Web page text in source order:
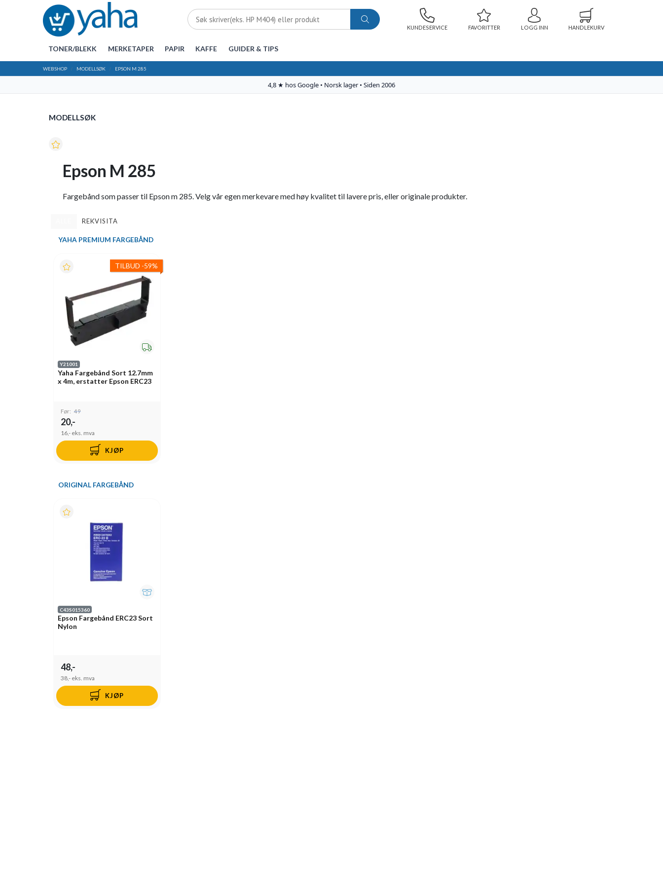
KUNDESERVICE FAVORITTER LOGG INN HANDLEKURV
TONER/BLEKK MERKETAPER PAPIR KAFFE GUIDER & TIPS
WEBSHOP MODELLSØK EPSON M 285
MODELLSØK
Epson M 285
Fargebånd som passer til Epson m 285. Velg vår egen merkevare med høy kvalitet til lavere pris, eller originale produkter.
REKVISITA
YAHA PREMIUM FARGEBÅND
TILBUD -59%
Y21001
Yaha Fargebånd Sort 12.7mm
x 4m, erstatter Epson ERC23
Før: 49
20,-
16,- eks. mva
KJØP
ORIGINAL FARGEBÅND
C43S015360
Epson Fargebånd ERC23 Sort
Nylon
48,-
38,- eks. mva
KJØP